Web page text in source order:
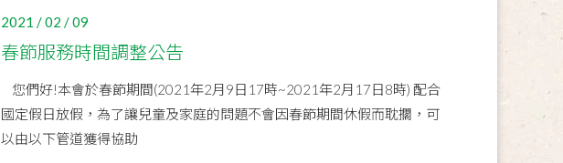
2021 / 02 / 09
春節服務時間調整公告
您們好!本會於春節期間(2021年2月9日17時~2021年2月17日8時) 配合
國定假日放假，為了讓兒童及家庭的問題不會因春節期間休假而耽擱，可
以由以下管道獲得協助